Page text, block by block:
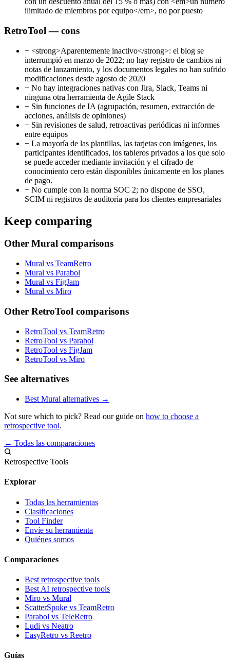
ilimitado de miembros por equipo</em>, no por puesto
RetroTool — cons
− <strong>Aparentemente inactivo</strong>: el blog se
interrumpió en marzo de 2022; no hay registro de cambios ni
notas de lanzamiento, y los documentos legales no han sufrido
modificaciones desde agosto de 2020
− No hay integraciones nativas con Jira, Slack, Teams ni
ninguna otra herramienta de Agile Stack
− Sin funciones de IA (agrupación, resumen, extracción de
acciones, análisis de opiniones)
− Sin revisiones de salud, retroactivas periódicas ni informes
entre equipos
− La mayoría de las plantillas, las tarjetas con imágenes, los
participantes identificados, los tableros privados a los que solo
se puede acceder mediante invitación y el cifrado de
conocimiento cero están disponibles únicamente en los planes
de pago.
− No cumple con la norma SOC 2; no dispone de SSO,
SCIM ni registros de auditoría para los clientes empresariales
Keep comparing
Other Mural comparisons
Mural vs TeamRetro
Mural vs Parabol
Mural vs FigJam
Mural vs Miro
Other RetroTool comparisons
RetroTool vs TeamRetro
RetroTool vs Parabol
RetroTool vs FigJam
RetroTool vs Miro
See alternatives
Best Mural alternatives →
Not sure which to pick? Read our guide on how to choose a
retrospective tool.
← Todas las comparaciones
Retrospective Tools
Explorar
Todas las herramientas
Clasificaciones
Tool Finder
Envíe su herramienta
Quiénes somos
Comparaciones
Best retrospective tools
Best AI retrospective tools
Miro vs Mural
ScatterSpoke vs TeamRetro
Parabol vs TeleRetro
Ludi vs Neatro
EasyRetro vs Reetro
Guías